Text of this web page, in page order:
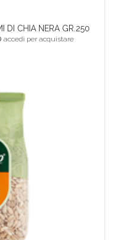
DI CHIA NERA GR.250
accedi per acquistare